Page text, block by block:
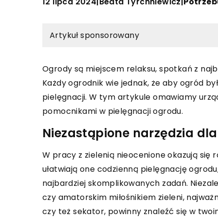
Artykuł sponsorowany
Ogrody są miejscem relaksu, spotkań z
Każdy ogrodnik wie jednak, że aby ogród
pielęgnacji. W tym artykule omawiamy
pomocnikami w pielęgnacji ogrodu.
Niezastąpione narzędzia
W pracy z zielenią nieocenione okazują się
ułatwiają one codzienną pielęgnację
najbardziej skomplikowanych zadań.
czy amatorskim miłośnikiem zieleni,
czy też sekator, powinny znaleźć się w